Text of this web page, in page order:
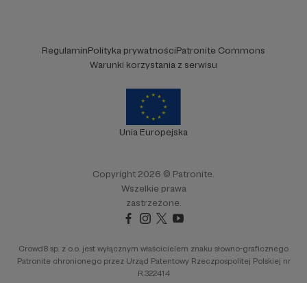
RegulaminPolityka prywatnościPatronite Commons
Warunki korzystania z serwisu
Unia Europejska
Copyright 2026 © Patronite.
Wszelkie prawa
zastrzeżone.
Crowd8 sp. z o.o. jest wyłącznym właścicielem znaku słowno-graficznego
Patronite chronionego przez Urząd Patentowy Rzeczpospolitej Polskiej nr
R.322414